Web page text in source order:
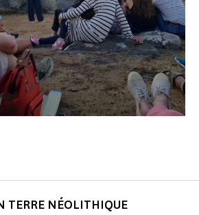
TERRE NÉOLITHIQUE